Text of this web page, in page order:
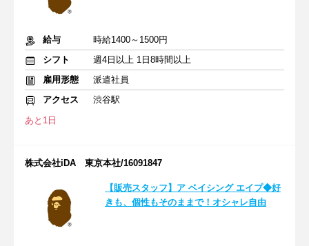
給与
時給1400～1500円
シフト
週4日以上 1日8時間以上
雇用形態
派遣社員
アクセス
渋谷駅
あと1日
株式会社iDA 東京本社/16091847
【販売スタッフ】ア ベイシング エイプ◆好
きも、個性もそのままで！オシャレ自由